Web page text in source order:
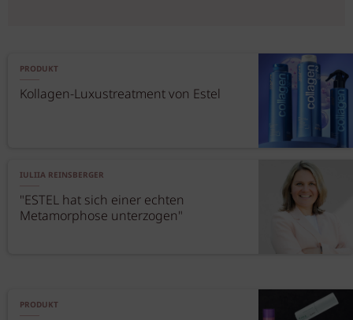
PRODUKT
Kollagen-Luxustreatment von Estel
IULIIA REINSBERGER
"ESTEL hat sich einer echten
Metamorphose unterzogen"
PRODUKT